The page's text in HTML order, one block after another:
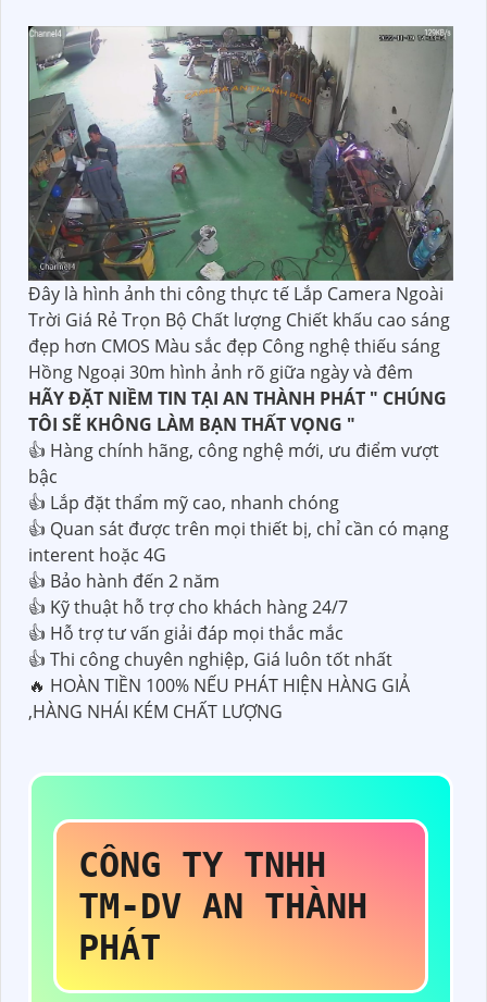
Đây là hình ảnh thi công thực tế Lắp Camera Ngoài
Trời Giá Rẻ Trọn Bộ Chất lượng Chiết khấu cao sáng
đẹp hơn CMOS Màu sắc đẹp Công nghệ thiếu sáng
Hồng Ngoại 30m hình ảnh rõ giữa ngày và đêm
HÃY ĐẶT NIỀM TIN TẠI AN THÀNH PHÁT " CHÚNG
TÔI SẼ KHÔNG LÀM BẠN THẤT VỌNG "
👍 Hàng chính hãng, công nghệ mới, ưu điểm vượt
bậc
👍 Lắp đặt thẩm mỹ cao, nhanh chóng
👍 Quan sát được trên mọi thiết bị, chỉ cần có mạng
interent hoặc 4G
👍 Bảo hành đến 2 năm
👍 Kỹ thuật hỗ trợ cho khách hàng 24/7
👍 Hỗ trợ tư vấn giải đáp mọi thắc mắc
👍 Thi công chuyên nghiệp, Giá luôn tốt nhất
🔥 HOÀN TIỀN 100% NẾU PHÁT HIỆN HÀNG GIẢ
,HÀNG NHÁI KÉM CHẤT LƯỢNG
CÔNG TY TNHH
TM-DV AN THÀNH
PHÁT